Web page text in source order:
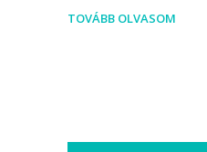
TOVÁBB OLVASOM